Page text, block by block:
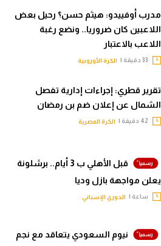
مدرب أوفييدو: هيثم حسن؟ رحيل بعض
اللاعبين كان ضروريا.. ونضع رغبة
اللاعب بالاعتبار
الكرة الأوروبية
تقرير قطري: إجراءات إدارية تفصل
الشمال عن إعلان ضم بن رمضان
الكرة المصرية
قبل الأهلي ب 3 أيام.. برشلونة
يعلن مواجهة بازل وديا
ساعة | الدوري الإسباني
نيوم السعودي يتعاقد مع نجم